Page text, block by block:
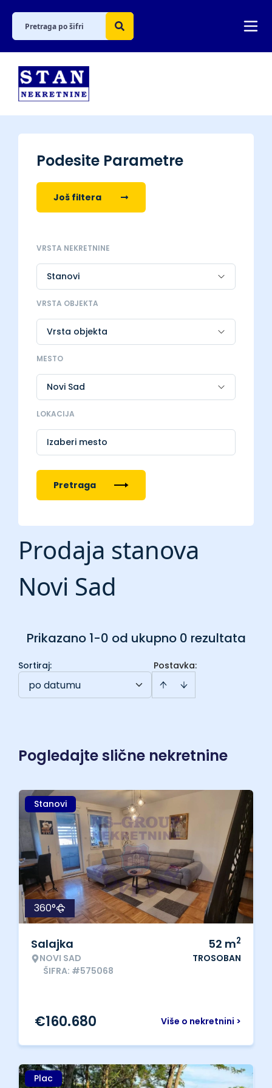
Podesite Parametre
Još filtera
VRSTA NEKRETNINE
VRSTA OBJEKTA
MESTO
LOKACIJA
Izaberi mesto
Pretraga
Prodaja stanova
Novi Sad
Prikazano 1-0 od ukupno 0 rezultata
Postavka:
Sortiraj:
po datumu
Pogledajte slične nekretnine
Stanovi
360°
Salajka
NOVI SAD
ŠIFRA: #575068
52 m2
TROSOBAN
Više o nekretnini >
€160.680
Plac